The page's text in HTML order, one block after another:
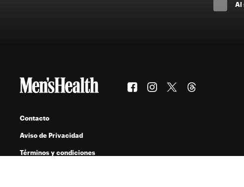
Al
Contacto
Aviso de Privacidad
Términos y condiciones